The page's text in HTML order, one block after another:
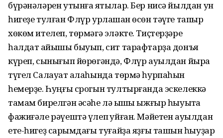
бүрәнәләрен утынға яҡтылар. Бер нисә йылдан ун
һигеҙе тулған Флүр урлашҡан өсөн тәүге тапҡыр
хөкөм ителеп, төрмәгә эләкте. Тиҫтерҙәре
һалдат ҡайышы быуып, сит тарафтарҙа донъя
күреп, сынығып йөрөгәндә, Флүр ауылдан йыраҡ
түгел Салауат ҡалаһында төрмә һурпаһын
һемерҙе. Һуңғы срогын тултырғанда эскелеккә
тамам бирелгән әсәһе лә ҡышҡы ыжғыр һыуыҡта
фажиғәле рәүештә үлеп ҡуйған. Мәйетен ауылдан
ете-һигеҙ саҡрымдағы туғайҙа яҙғы ташҡын һыуҙар